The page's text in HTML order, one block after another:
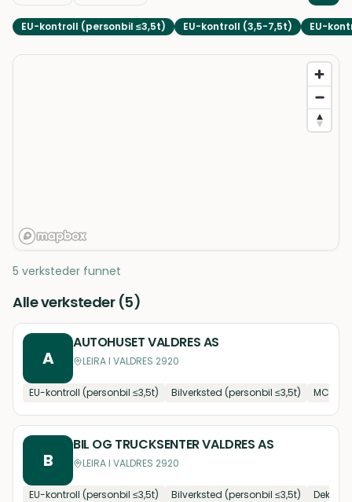
EU-kontroll (personbil ≤3,5t) EU-kontroll (3,5-7,5t) EU-
5 verksteder funnet
Alle verksteder (5)
A
AUTOHUSET VALDRES AS
LEIRA I VALDRES 2920
EU-kontroll (personbil ≤3,5t) Bilverksted (personbil ≤3,5t) MC-
B
BIL OG TRUCKSENTER VALDRES AS
LEIRA I VALDRES 2920
EU-kontroll (personbil ≤3,5t) Bilverksted (personbil ≤3,5t) Dekk